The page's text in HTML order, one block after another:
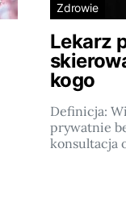
Zdrowie
Lekarz
kogo
Definicja:
prywatnie
konsultacja